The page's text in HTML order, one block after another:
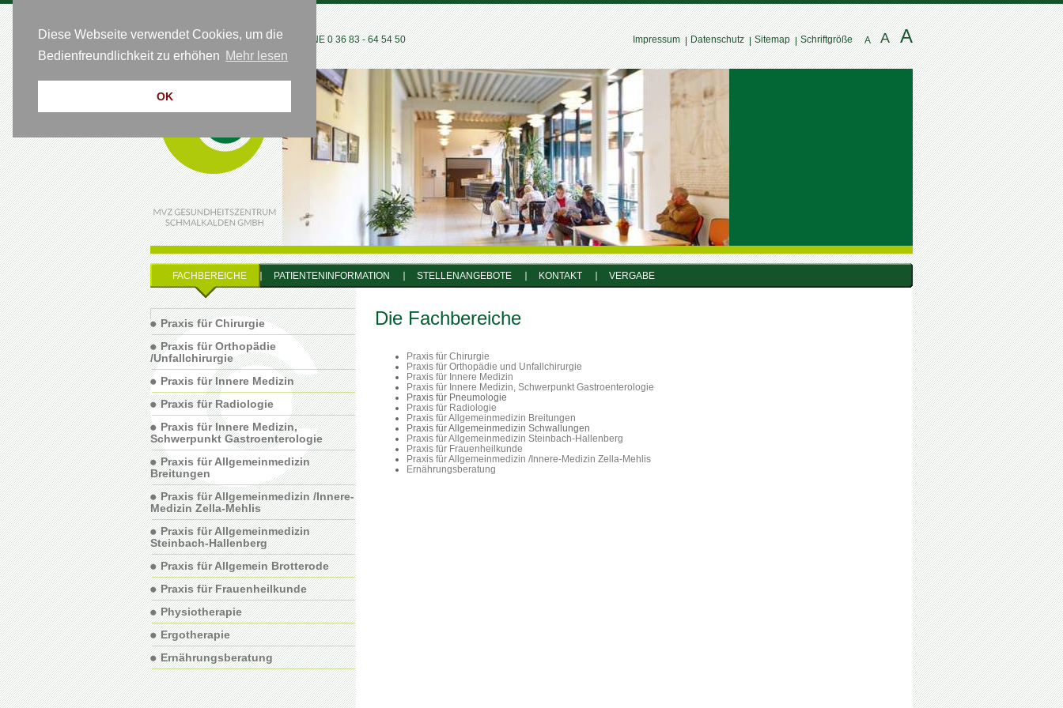
Diese Webseite verwendet Cookies, um die
Bedienfreundlichkeit zu erhöhen Mehr lesen
OK
HOTLINE 0 36 83 - 64 54 50 A A A
Impressum Datenschutz Sitemap Schriftgröße
FACHBEREICHE PATIENTENINFORMATION STELLENANGEBOTE KONTAKT VERGABE
Die Fachbereiche
Praxis für Chirurgie
Praxis für Orthopädie und Unfallchirurgie
Praxis für Innere Medizin
Praxis für Innere Medizin, Schwerpunkt Gastroenterologie
Praxis für Pneumologie
Praxis für Radiologie
Praxis für Allgemeinmedizin Breitungen
Praxis für Allgemeinmedizin Schwallungen
Praxis für Allgemeinmedizin Steinbach-Hallenberg
Praxis für Frauenheilkunde
Praxis für Allgemeinmedizin /Innere-Medizin Zella-Mehlis
Ernährungsberatung
Praxis für Chirurgie
Praxis für Orthopädie
/Unfallchirurgie
Praxis für Innere Medizin
Praxis für Radiologie
Praxis für Innere Medizin,
Schwerpunkt Gastroenterologie
Praxis für Allgemeinmedizin
Breitungen
Praxis für Allgemeinmedizin /Innere-
Medizin Zella-Mehlis
Praxis für Allgemeinmedizin
Steinbach-Hallenberg
Praxis für Allgemein Brotterode
Praxis für Frauenheilkunde
Physiotherapie
Ergotherapie
Ernährungsberatung